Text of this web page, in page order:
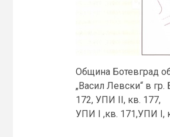
Община Ботевград
„Васил Левски“ в
172, УПИ II, кв. 177,
УПИ I ,кв. 171,УПИ I,